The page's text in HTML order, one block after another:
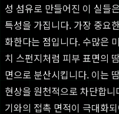
성 섬유로 만들어진 이 실들
특성을 가집니다. 가장 중요
화한다는 점입니다. 수많은
치 스펀지처럼 피부 표면의
면으로 분산시킵니다. 이는
현상을 원천적으로 차단합
기와의 접촉 면적이 극대화